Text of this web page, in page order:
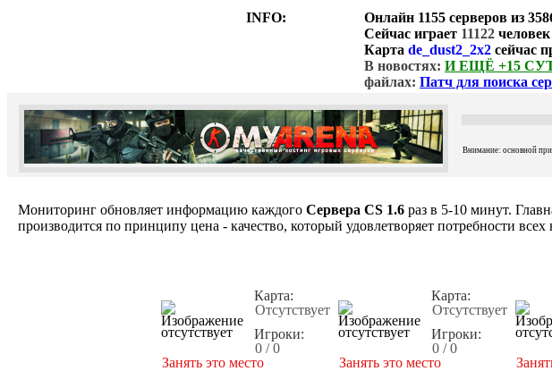
INFO: Онлайн 1155 серверов из
Сейчас играет 11122 человек
Карта de_dust2_2x2 сейчас
В новостях: И ЕЩЁ +15
файлах: Патч для поиска
Внимание: основной
Мониторинг обновляет информацию каждого Сервера CS 1.6 раз в 5-10 минут.
производится по принципу цена - качество, который удовлетворяет потребности
Карта:
Отсутствует
Игроки:
0 / 0
Занять это место
Карта:
Отсутствует
Игроки:
0 / 0
Занять это место